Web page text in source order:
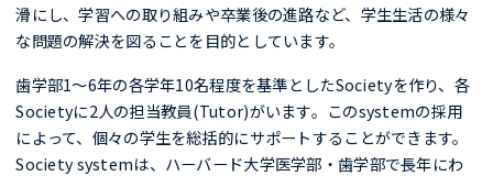
滑にし、学習への取り組みや卒業後の進路など、学生生活の様々
な問題の解決を図ることを目的としています。
歯学部1～6年の各学年10名程度を基準としたSocietyを作り、各
Societyに2人の担当教員(Tutor)がいます。このsystemの採用
によって、個々の学生を総括的にサポートすることができます。
Society systemは、ハーバード大学医学部・歯学部で長年にわ